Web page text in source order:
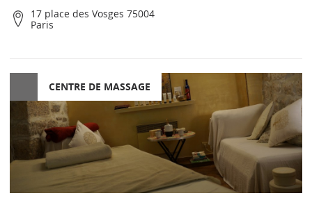
17 place des Vosges 75004
Paris
CENTRE DE MASSAGE